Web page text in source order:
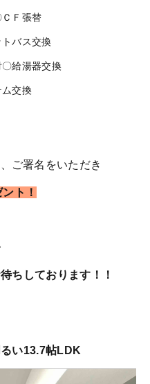
Ｆ張替
バス交換
給湯器交換
ム交換
ご署名をいただき
ト！
ちしております！！
い13.7帖LDK